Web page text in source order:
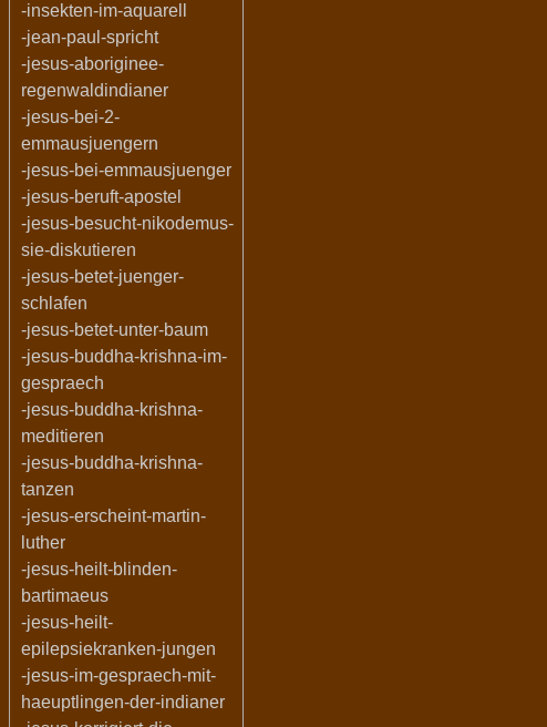
-insekten-im-aquarell
-jean-paul-spricht
-jesus-aboriginee-
regenwaldindianer
-jesus-bei-2-
emmausjuengern
-jesus-bei-emmausjuenger
-jesus-beruft-apostel
-jesus-besucht-nikodemus-
sie-diskutieren
-jesus-betet-juenger-
schlafen
-jesus-betet-unter-baum
-jesus-buddha-krishna-im-
gespraech
-jesus-buddha-krishna-
meditieren
-jesus-buddha-krishna-
tanzen
-jesus-erscheint-martin-
luther
-jesus-heilt-blinden-
bartimaeus
-jesus-heilt-
epilepsiekranken-jungen
-jesus-im-gespraech-mit-
haeuptlingen-der-indianer